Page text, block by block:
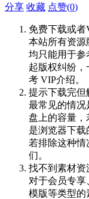
分享 收藏 点赞(0)
免费下载或者
本站所有资源
均只能用于参
起版权纠纷
考 VIP介绍。
提示下载完但
最常见的情况
盘上的容量，
是浏览器下载
若排除这种
们。
找不到素材资
对于会员专
模版等类型的